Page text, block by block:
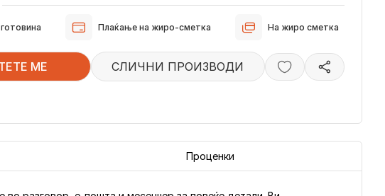
Плаќање на жиро-сметка На жиро сметка
МЕ СЛИЧНИ ПРОИЗВОДИ
Проценки